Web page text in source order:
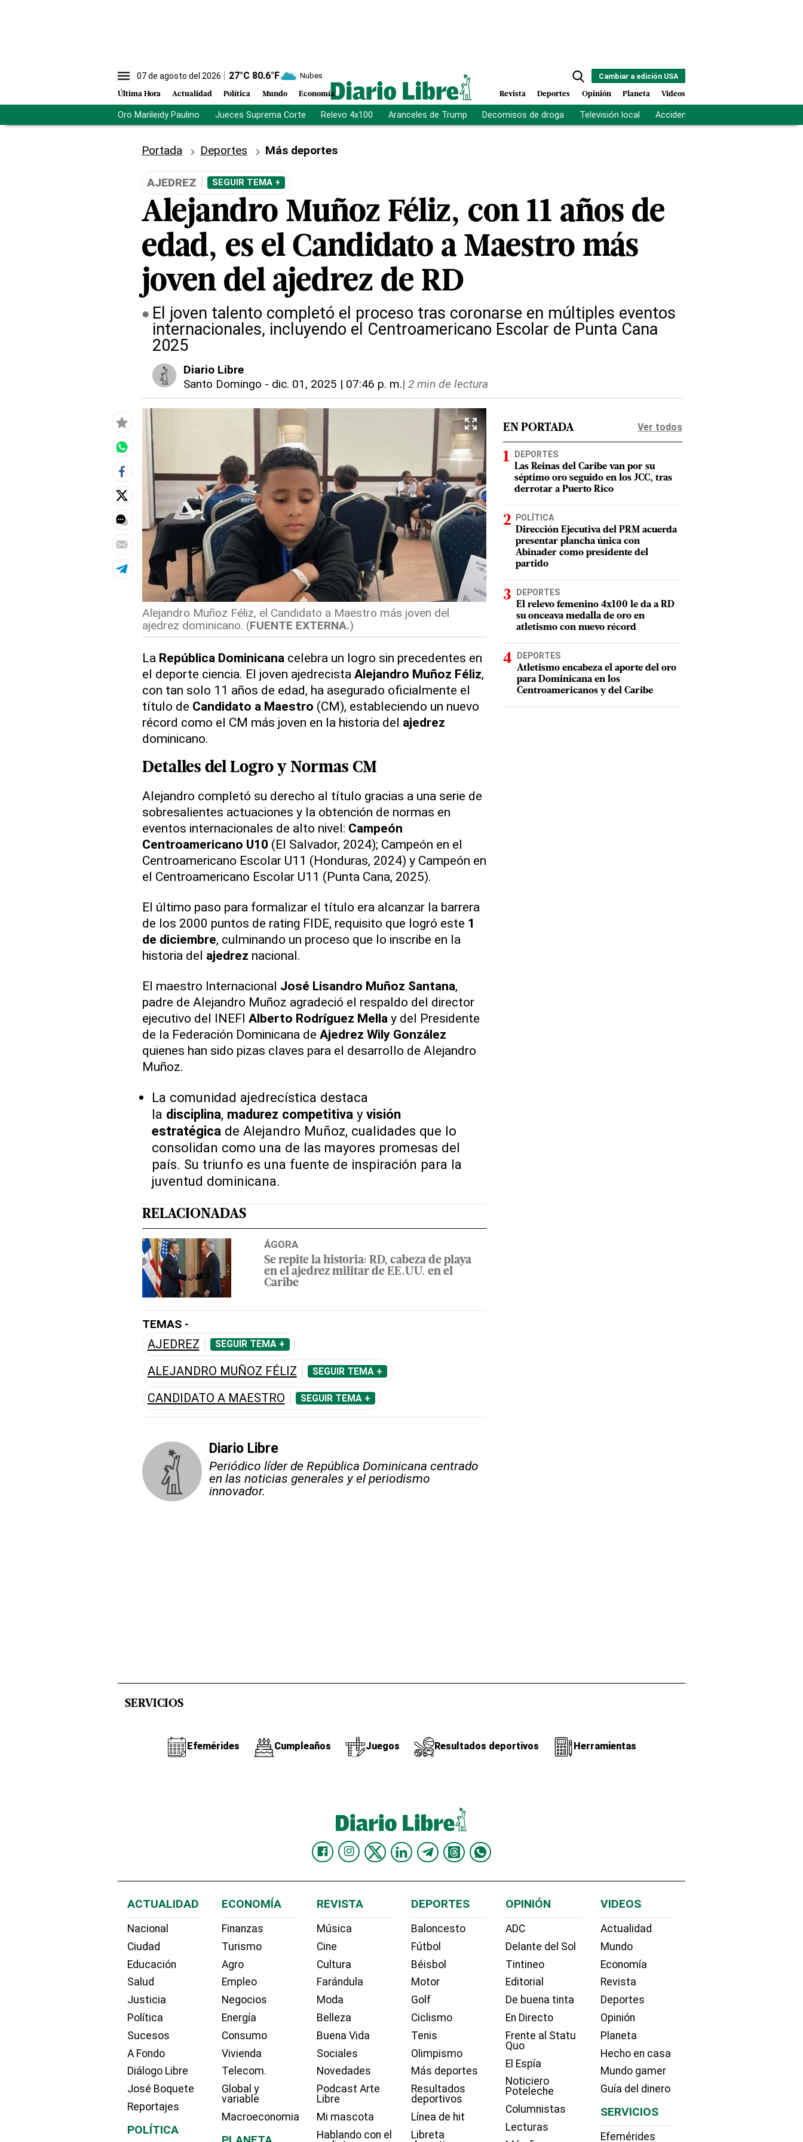
07 de agosto del 2026 27°C 80.6°F Nubes
Última Hora Actualidad Política Mundo Economía
Cambiar a edición USA
Revista Deportes Opinión Planeta Videos
Oro Marileidy Paulino Jueces Suprema Corte Relevo 4x100 Aranceles de Trump Decomisos de droga Televisión local Accidente Los Ríos
Portada Deportes Más deportes
AJEDREZ SEGUIR TEMA +
Alejandro Muñoz Féliz, con 11 años de
edad, es el Candidato a Maestro más
joven del ajedrez de RD
El joven talento completó el proceso tras coronarse en múltiples eventos
internacionales, incluyendo el Centroamericano Escolar de Punta Cana
2025
Diario Libre
Santo Domingo - dic. 01, 2025 | 07:46 p. m.| 2 min de lectura
Alejandro Muñoz Féliz, el Candidato a Maestro más joven del
ajedrez dominicano. (FUENTE EXTERNA.)
La República Dominicanacelebra un logro sin precedentes en
el deporte ciencia. El joven ajedrecista Alejandro Muñoz Féliz,
con tan solo 11 años de edad, ha asegurado oficialmente el
título de Candidato a Maestro (CM), estableciendo un nuevo
récord como el CM más joven en la historia del ajedrez
dominicano.
Detalles del Logro y Normas CM
Alejandro completó su derecho al título gracias a una serie de
sobresalientes actuaciones y la obtención de normas en
eventos internacionales de alto nivel: Campeón
Centroamericano U10 (El Salvador, 2024); Campeón en el
Centroamericano Escolar U11 (Honduras, 2024) y Campeón en
el Centroamericano Escolar U11 (Punta Cana, 2025).
El último paso para formalizar el título era alcanzar la barrera
de los 2000 puntos de rating FIDE, requisito que logró este 1
de diciembre, culminando un proceso que lo inscribe en la
historia del ajedrez nacional.
El maestro Internacional José Lisandro Muñoz Santana,
padre de Alejandro Muñoz agradeció el respaldo del director
ejecutivo del INEFI Alberto Rodríguez Mellay del Presidente
de la Federación Dominicana de Ajedrez Wily González
quienes han sido pizas claves para el desarrollo de Alejandro
Muñoz.
La comunidad ajedrecística destaca
la disciplina, madurez competitivayvisión
estratégicade Alejandro Muñoz, cualidades que lo
consolidan como una de las mayores promesas del
país. Su triunfo es una fuente de inspiración para la
juventud dominicana.
RELACIONADAS
ÁGORA
Se repite la historia: RD, cabeza de playa
en el ajedrez militar de EE.UU. en el
Caribe
TEMAS -
AJEDREZ SEGUIR TEMA +
ALEJANDRO MUÑOZ FÉLIZ SEGUIR TEMA +
CANDIDATO A MAESTRO SEGUIR TEMA +
Diario Libre
Periódico líder de República Dominicana centrado
en las noticias generales y el periodismo
innovador.
EN PORTADA Ver todos
DEPORTES
Las Reinas del Caribe van por su
séptimo oro seguido en los JCC, tras
derrotar a Puerto Rico
POLÍTICA
Dirección Ejecutiva del PRM acuerda
presentar plancha única con
Abinader como presidente del
partido
DEPORTES
El relevo femenino 4x100 le da a RD
su onceava medalla de oro en
atletismo con nuevo récord
DEPORTES
Atletismo encabeza el aporte del oro
para Dominicana en los
Centroamericanos y del Caribe
SERVICIOS
Efemérides Cumpleaños Juegos Resultados deportivos Herramientas
ACTUALIDAD
Nacional
Ciudad
Educación
Salud
Justicia
Política
Sucesos
A Fondo
Diálogo Libre
José Boquete
Reportajes
POLÍTICA
ECONOMÍA
Finanzas
Turismo
Agro
Empleo
Negocios
Energía
Consumo
Vivienda
Telecom.
Global y
variable
Macroeconomia
REVISTA
Música
Cine
Cultura
Farándula
Moda
Belleza
Buena Vida
Sociales
Novedades
Podcast Arte
Libre
Mi mascota
Hablando con el
DEPORTES
Baloncesto
Fútbol
Béisbol
Motor
Golf
Ciclismo
Tenis
Olimpismo
Más deportes
Resultados
deportivos
Línea de hit
Libreta
OPINIÓN
ADC
Delante del Sol
Tintineo
Editorial
De buena tinta
En Directo
Frente al Statu
Quo
El Espía
Noticiero
Poteleche
Columnistas
Lecturas
VIDEOS
Actualidad
Mundo
Economía
Revista
Deportes
Opinión
Planeta
Hecho en casa
Mundo gamer
Guía del dinero
SERVICIOS
Efemérides